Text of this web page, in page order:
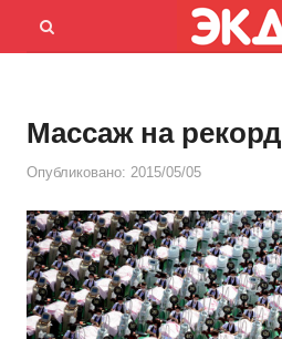
Menu
Открыть
Массаж на рекорд
Опубликовано: 2015/05/05